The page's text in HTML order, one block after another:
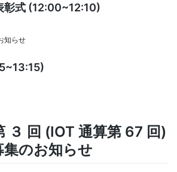
彰式 (12:00~12:10)
知らせ
３ 回 (IOT 通算第 67 回)
集のお知らせ